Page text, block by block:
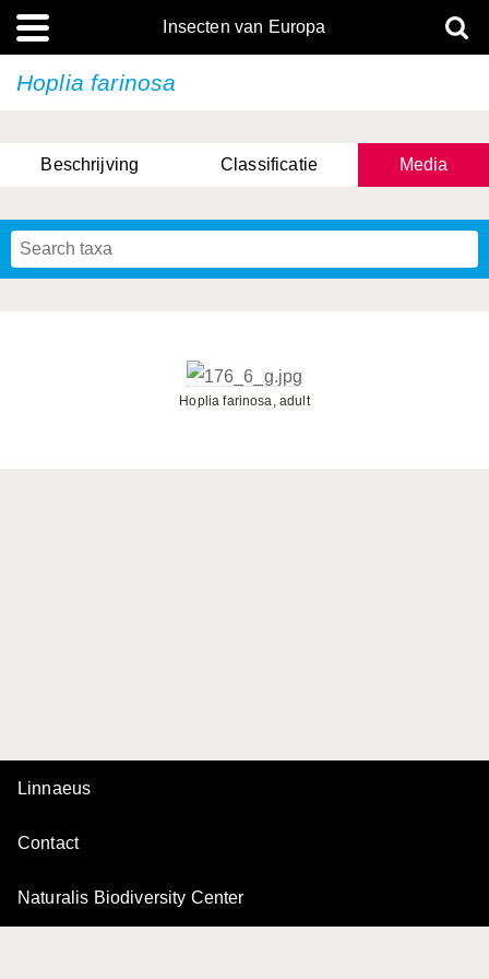
Insecten van Europa
Hoplia farinosa
Beschrijving Classificatie Media
Hoplia farinosa, adult
Linnaeus
Contact
Naturalis Biodiversity Center